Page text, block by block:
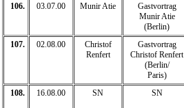
106. 03.07.00 Munir Atie
Gastvortrag
Munir Atie
(Berlin)
107. 02.08.00
Christof
Renfert
Gastvortrag
Christof Renfert
(Berlin/
Paris)
108. 16.08.00 SN SN